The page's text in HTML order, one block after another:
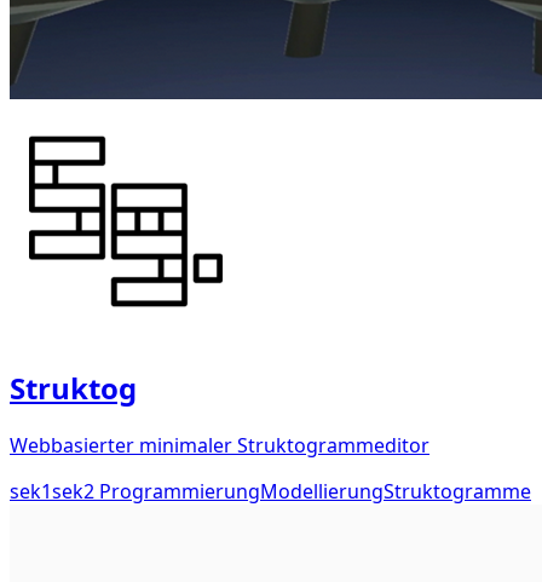
Struktog
Webbasierter minimaler Struktogrammeditor
sek1sek2 ProgrammierungModellierungStruktogramme